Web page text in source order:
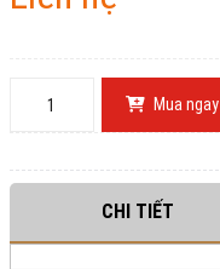
Mua ngay
CHI TIẾT